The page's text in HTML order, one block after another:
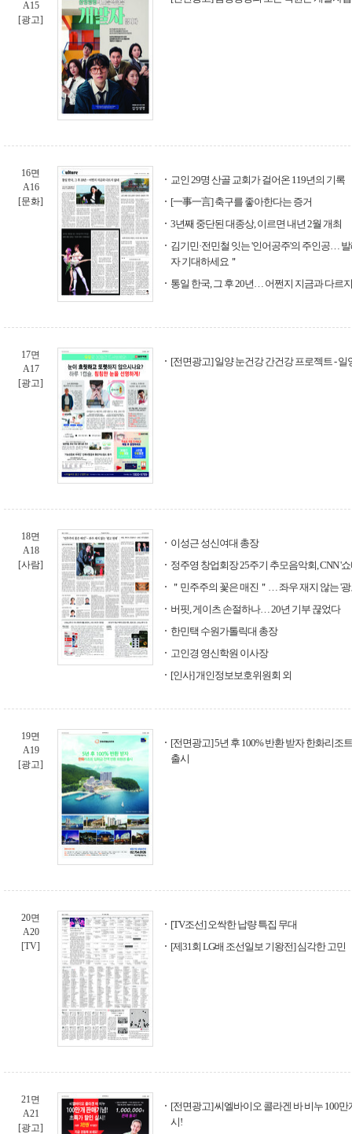
A15
[광고]
16면
A16
[문화]
교인 29명 산골 교회가 걸어온 119년의 기록
[一事一言] 축구를 좋아한다는 증거
3년째 중단된 대종상, 이르면 내년 2월 개최
김기민·전민철 잇는 '인어공주'의 주인공…
자 기대하세요＂
통일 한국, 그 후 20년… 어쩐지 지금과 다르
17면
A17
[광고]
[전면광고] 일양 눈건강 간건강 프로젝트 - 일
18면
A18
[사람]
이성근 성신여대 총장
정주영 창업회장 25주기 추모음악회, CNN '
＂민주주의 꽃은 매진＂… 좌우 재지 않는 '
버핏, 게이츠 손절하나… 20년 기부 끊었다
한민택 수원가톨릭대 총장
고인경 영신학원 이사장
[인사] 개인정보보호위원회 외
19면
A19
[광고]
[전면광고] 5년 후 100% 반환 받자 한화리조
출시
20면
A20
[TV]
[TV조선] 오싹한 납량 특집 무대
[제31회 LG배 조선일보 기왕전] 심각한 고민
21면
A21
[광고]
[전면광고] 씨엘바이오 콜라겐 바 비누 100
시!